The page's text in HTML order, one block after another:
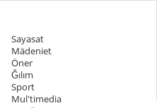
Sayasat
Mädeniet
Öner
Ğılım
Sport
Mul'timedia